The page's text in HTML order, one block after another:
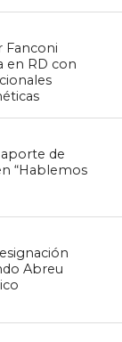
Fanconi
en RD con
aporte de
“Hablemos
Abreu